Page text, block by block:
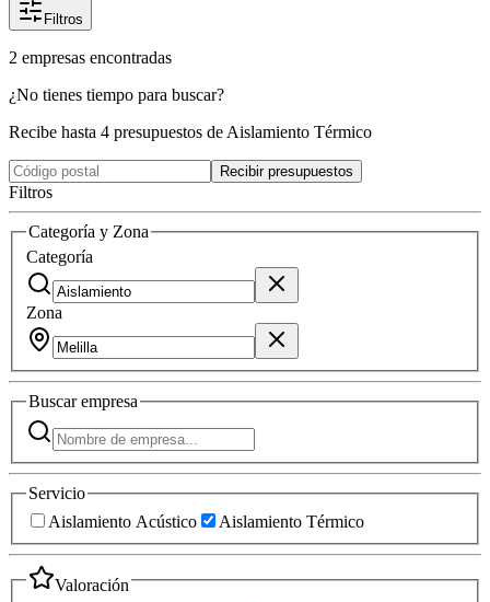
Filtros
2 empresas encontradas
¿No tienes tiempo para buscar?
Recibe hasta 4 presupuestos de Aislamiento Térmico
Recibir presupuestos
Filtros
Categoría y Zona
Categoría
Zona
Buscarempresa
Servicio
Aislamiento Acústico
Aislamiento Térmico
Valoración